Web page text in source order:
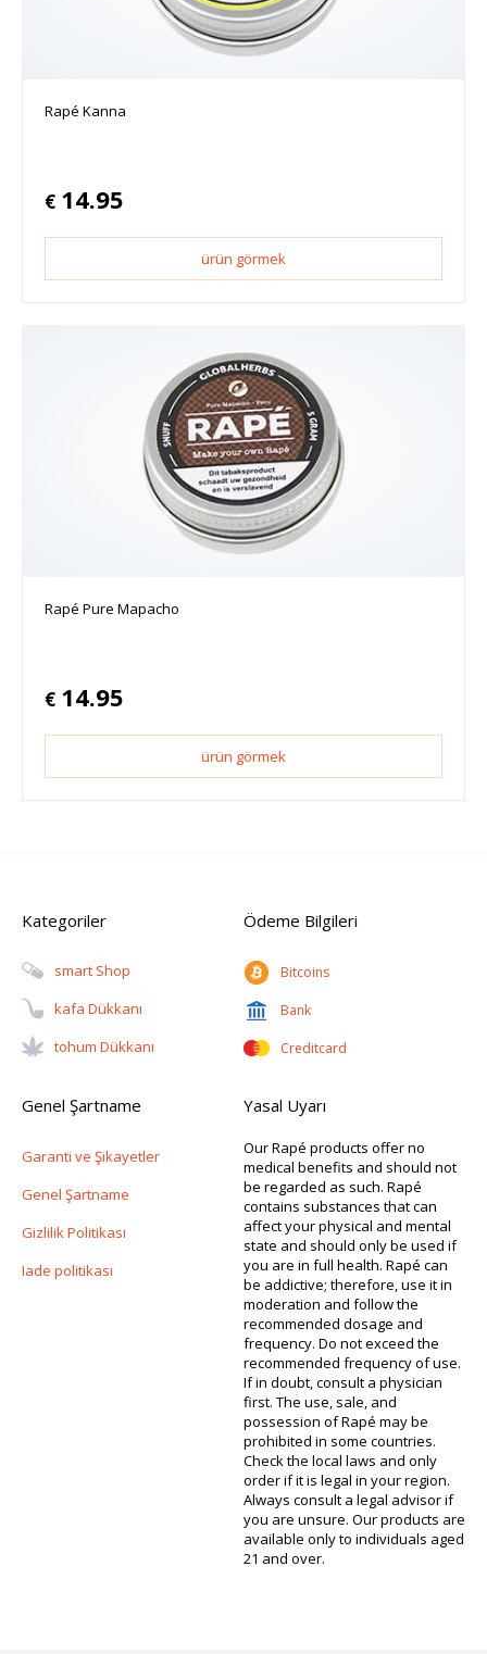
Rapé Kanna
€ 14.95
ürün görmek
Rapé Pure Mapacho
€ 14.95
ürün görmek
Kategoriler
Smart Shop
Kafa Dükkanı
Tohum Dükkanı
Ödeme Bilgileri
Bitcoins
Bank
Creditcard
Genel Şartname
Garanti ve Şikayetler
Genel Şartname
Gizlilik Politikası
Iade politikası
Yasal Uyarı
Our Rapé products offer no
medical benefits and should not
be regarded as such. Rapé
contains substances that can
affect your physical and mental
state and should only be used if
you are in full health. Rapé can
be addictive; therefore, use it in
moderation and follow the
recommended dosage and
frequency. Do not exceed the
recommended frequency of use.
If in doubt, consult a physician
first. The use, sale, and
possession of Rapé may be
prohibited in some countries.
Check the local laws and only
order if it is legal in your region.
Always consult a legal advisor if
you are unsure. Our products are
available only to individuals aged
21 and over.